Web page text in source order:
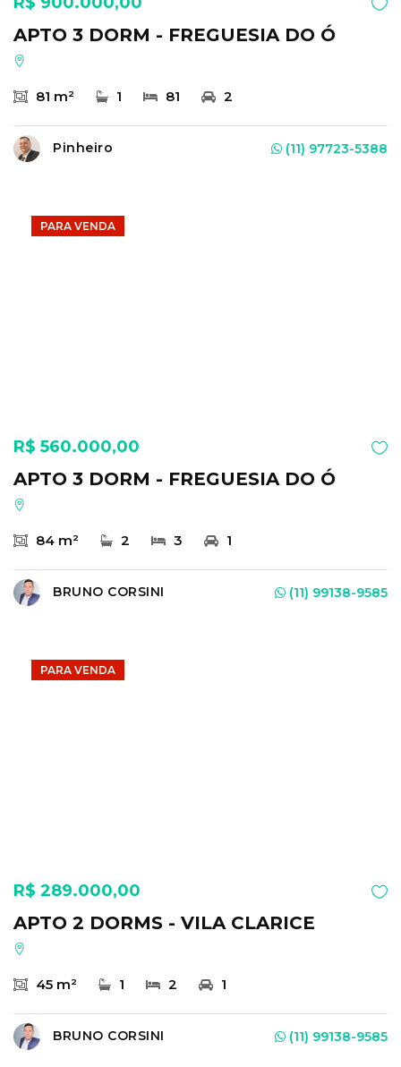
APTO 3 DORM - FREGUESIA DO Ó
81 m² 1 81 2
Pinheiro (11) 97723-5388
PARA VENDA
R$ 560.000,00
APTO 3 DORM - FREGUESIA DO Ó
84 m² 2 3 1
BRUNO CORSINI (11) 99138-9585
PARA VENDA
R$ 289.000,00
APTO 2 DORMS - VILA CLARICE
45 m² 1 2 1
BRUNO CORSINI (11) 99138-9585